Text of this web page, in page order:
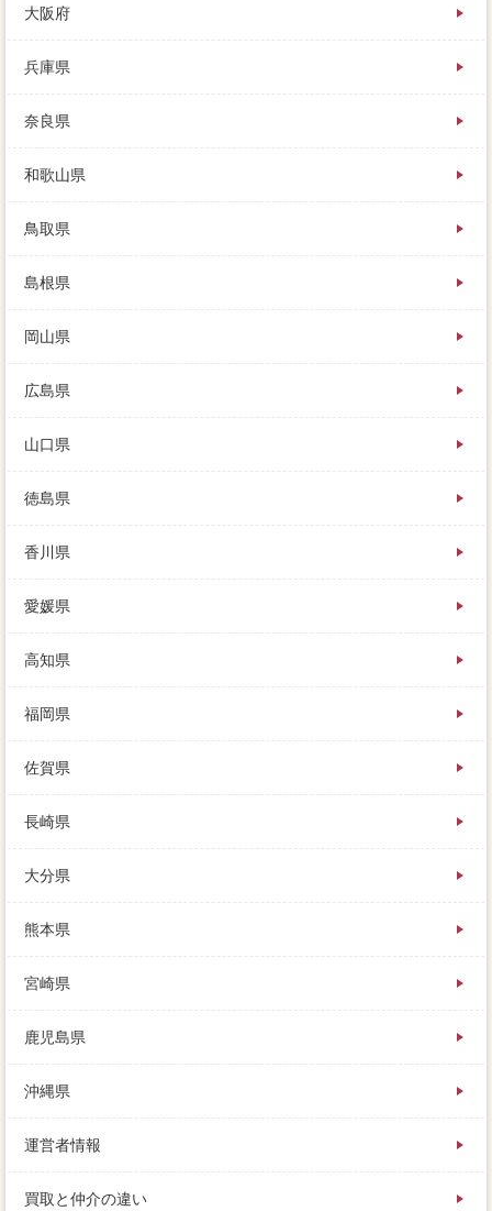
大阪府
兵庫県
奈良県
和歌山県
鳥取県
島根県
岡山県
広島県
山口県
徳島県
香川県
愛媛県
高知県
福岡県
佐賀県
長崎県
大分県
熊本県
宮崎県
鹿児島県
沖縄県
運営者情報
買取と仲介の違い